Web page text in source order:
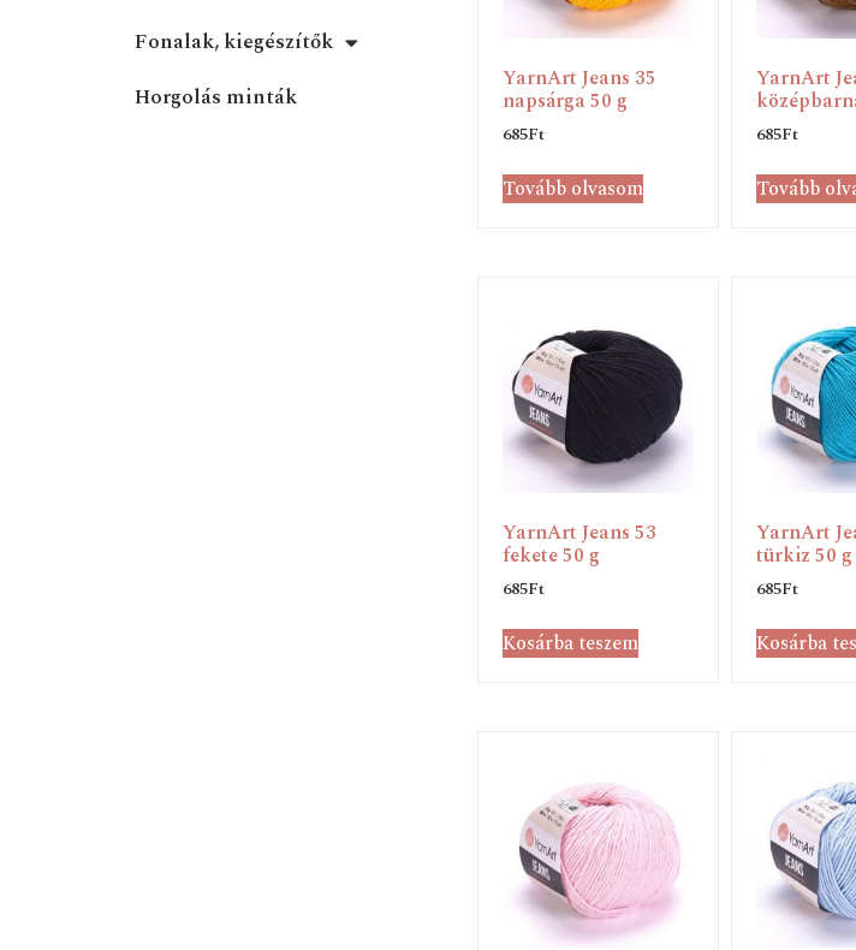
Fonalak, kiegészítők
Horgolás minták
YarnArt Jeans 35
napsárga 50 g
685Ft
Tovább olvasom
YarnArt
685Ft
Tovább
YarnArt Jeans 53
fekete 50 g
685Ft
Kosárba teszem
YarnArt
türkiz 50 g
685Ft
Kosárba